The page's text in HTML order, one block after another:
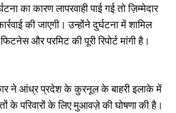
का कारण लापरवाही पाई गई तो ज़िम्मेदार
की जाएगी। उन्होंने दुर्घटना में शामिल
और परमिट की पूरी रिपोर्ट मांगी है।
ने आंध्र प्रदेश के कुरनूल के बाहरी इलाके में
के परिवारों के लिए मुआवज़े की घोषणा की है।